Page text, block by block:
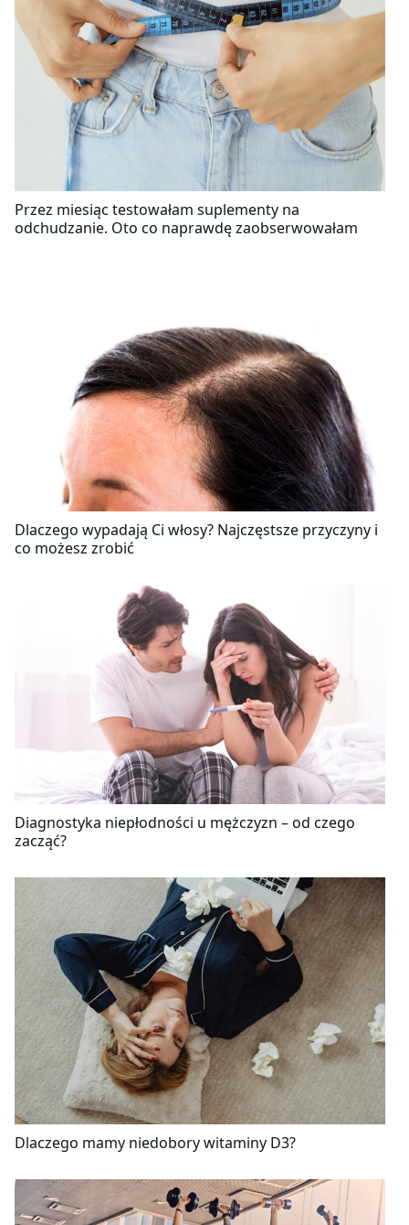
Przez miesiąc testowałam suplementy na
odchudzanie. Oto co naprawdę zaobserwowałam
Dlaczego wypadają Ci włosy? Najczęstsze przyczyny i
co możesz zrobić
Diagnostyka niepłodności u mężczyzn – od czego
zacząć?
Dlaczego mamy niedobory witaminy D3?